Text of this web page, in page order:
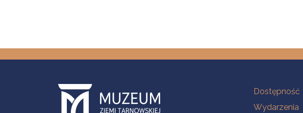
Na skróty
Dostępność
Wydarzenia